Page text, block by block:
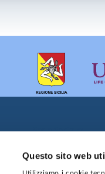
Questo sito web
Sede Sociale:
Ufficio Registro